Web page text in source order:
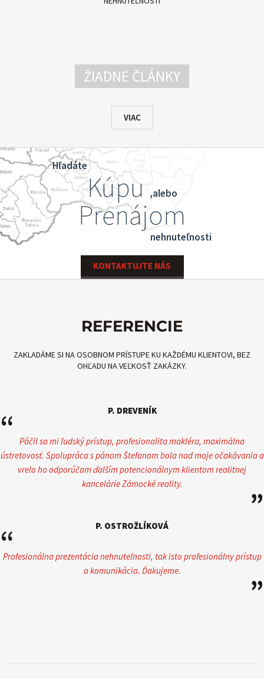
ŽIADNE ČLÁNKY
VIAC
Hľadáte
Kúpu ,alebo
Prenájom
nehnuteľnosti
KONTAKTUJTE NÁS
REFERENCIE
ZAKLADÁME SI NA OSOBNOM PRÍSTUPE KU KAŽDÉMU KLIENTOVI, BEZ
OHĽADU NA VEĽKOSŤ ZAKÁZKY.
P. DREVENÍK
“
Páčil sa mi ľudský prístup, profesionalita makléra, maximálna
ústretovosť. Spolupráca s pánom Štefanom bola nad moje očakávania a
vrelo ho odporúčam ďalším potencionálnym klientom realitnej
kancelárie Zámocké reality.
”
P. OSTROŽLÍKOVÁ
“
Profesionálna prezentácia nehnuteľnosti, tak isto profesionálny prístup
a komunikácia. Ďakujeme.
”